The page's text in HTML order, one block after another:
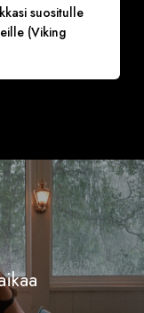
suositulle
(Viking